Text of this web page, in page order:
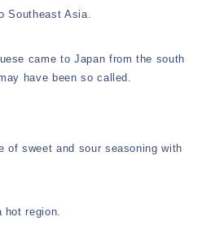
Southeast Asia.
came to Japan from the south
have been so called.
of sweet and sour seasoning with
region.